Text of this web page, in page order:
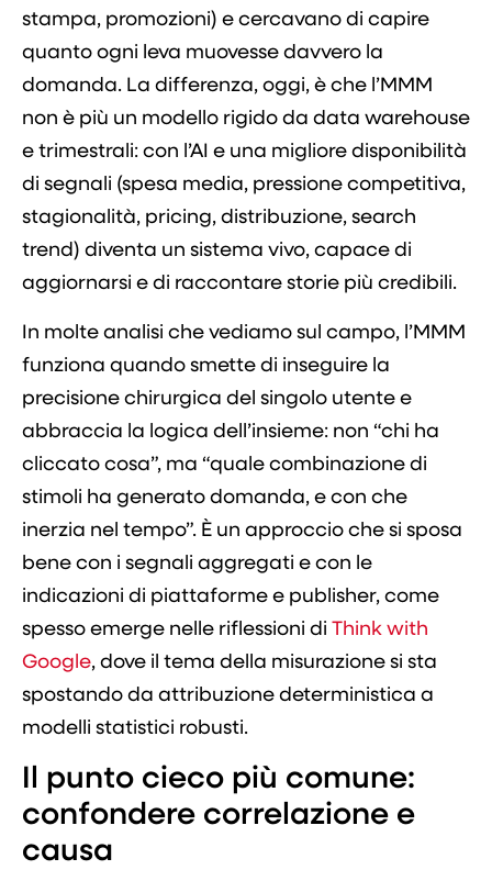
stampa, promozioni) e cercavano di capire
quanto ogni leva muovesse davvero la
domanda. La differenza, oggi, è che l’MMM
non è più un modello rigido da data warehouse
e trimestrali: con l’AI e una migliore disponibilità
di segnali (spesa media, pressione competitiva,
stagionalità, pricing, distribuzione, search
trend) diventa un sistema vivo, capace di
aggiornarsi e di raccontare storie più credibili.
In molte analisi che vediamo sul campo, l’MMM
funziona quando smette di inseguire la
precisione chirurgica del singolo utente e
abbraccia la logica dell’insieme: non “chi ha
cliccato cosa”, ma “quale combinazione di
stimoli ha generato domanda, e con che
inerzia nel tempo”. È un approccio che si sposa
bene con i segnali aggregati e con le
indicazioni di piattaforme e publisher, come
spesso emerge nelle riflessioni di Think with
Google, dove il tema della misurazione si sta
spostando da attribuzione deterministica a
modelli statistici robusti.
Il punto cieco più comune:
confondere correlazione e
causa